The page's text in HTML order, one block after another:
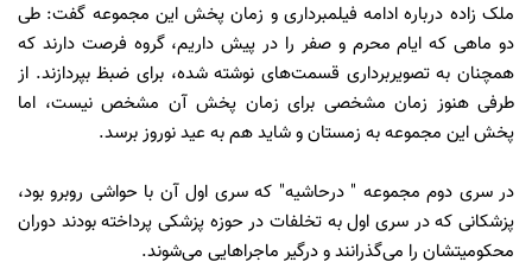
ملک زاده درباره ادامه فیلمبرداری و زمان پخش این مجموعه گفت: طی
دو ماهی که ایام محرم و صفر را در پیش داریم، گروه فرصت دارند که
همچنان به تصویربرداری قسمت‌های نوشته شده، برای ضبظ بپردازند. از
طرفی هنوز زمان مشخصی برای زمان پخش آن مشخص نیست، اما
پخش این مجموعه به زمستان و شاید هم به عید نوروز برسد.
در سری دوم مجموعه " درحاشیه" که سری اول آن با حواشی روبرو بود،
پزشکانی که در سری اول به تخلفات در حوزه پزشکی پرداخته بودند دوران
محکومیتشان را می‌گذرانند و درگیر ماجراهایی می‌شوند.